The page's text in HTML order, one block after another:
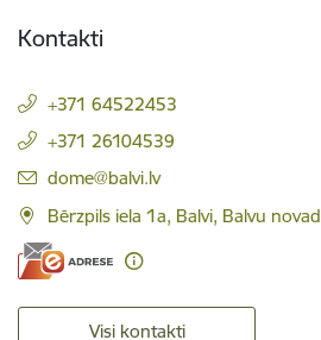
Kontakti
+371 64522453
+371 26104539
E-pasts:
dome@balvi.lv
Bērzpils iela 1a, Balvi, Balvu
Visi kontakti